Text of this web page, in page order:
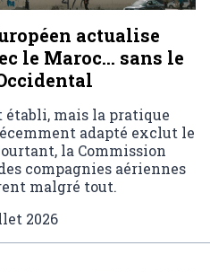
actualise
le Maroc… sans le
établi, mais la pratique
adapté exclut le
la Commission
compagnies aériennes
malgré tout.
2026